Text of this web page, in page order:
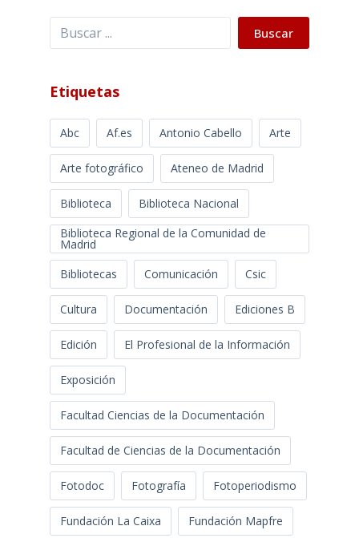
Buscar Buscar
Etiquetas
Abc Af.es Antonio Cabello Arte
Arte fotográfico Ateneo de Madrid
Biblioteca
Biblioteca Nacional
Biblioteca Regional de la Comunidad de
Madrid
Bibliotecas
Comunicación Csic
Cultura Documentación Ediciones B
Edición El Profesional de la Información
Exposición
Facultad Ciencias de la Documentación
Facultad de Ciencias de la Documentación
Fotodoc Fotografía Fotoperiodismo
Fundación La Caixa Fundación Mapfre